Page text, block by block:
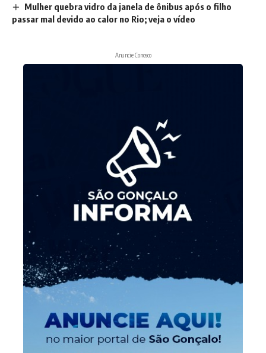
Mulher quebra vidro da janela de ônibus após o filho
passar mal devido ao calor no Rio; veja o vídeo
Anuncie Conosco